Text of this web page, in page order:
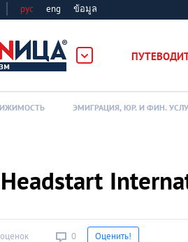
рус eng ข้อมูล
ЭМИГРАЦИЯ, ЮР. И ФИН.
0 Оценить!